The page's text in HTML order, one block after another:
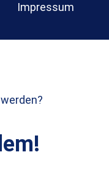
Impressum